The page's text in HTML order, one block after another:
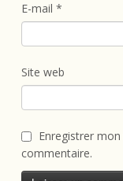
E-mail *
Site web
Enregistrer
commentaire.